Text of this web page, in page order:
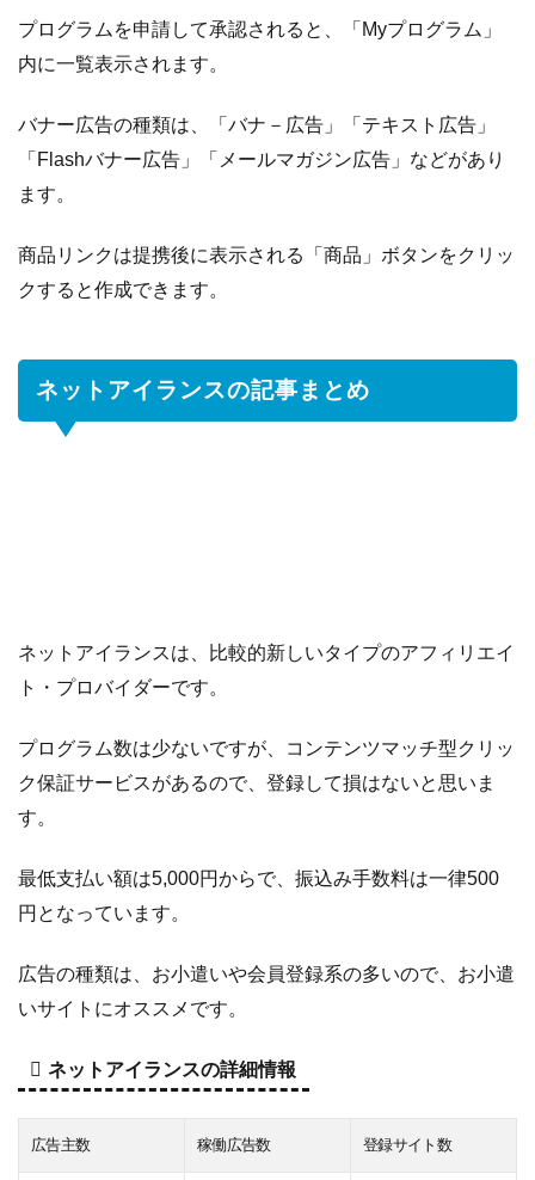
プログラムを申請して承認されると、「Myプログラム」
内に一覧表示されます。
バナー広告の種類は、「バナ－広告」「テキスト広告」
「Flashバナー広告」「メールマガジン広告」などがあり
ます。
商品リンクは提携後に表示される「商品」ボタンをクリッ
クすると作成できます。
ネットアイランスの記事まとめ
ネットアイランスは、比較的新しいタイプのアフィリエイ
ト・プロバイダーです。
プログラム数は少ないですが、コンテンツマッチ型クリッ
ク保証サービスがあるので、登録して損はないと思いま
す。
最低支払い額は5,000円からで、振込み手数料は一律500
円となっています。
広告の種類は、お小遣いや会員登録系の多いので、お小遣
いサイトにオススメです。
ネットアイランスの詳細情報
広告主数 稼働広告数 登録サイト数